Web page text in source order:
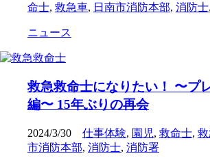
命士, 救急車, 日南市消防本部, 消防士,
ニュース
救急救命士になりたい！ 〜プ
編〜 15年ぶりの再会
2024/3/30 仕事体験, 園児, 救命士, 救
市消防本部, 消防士, 消防署